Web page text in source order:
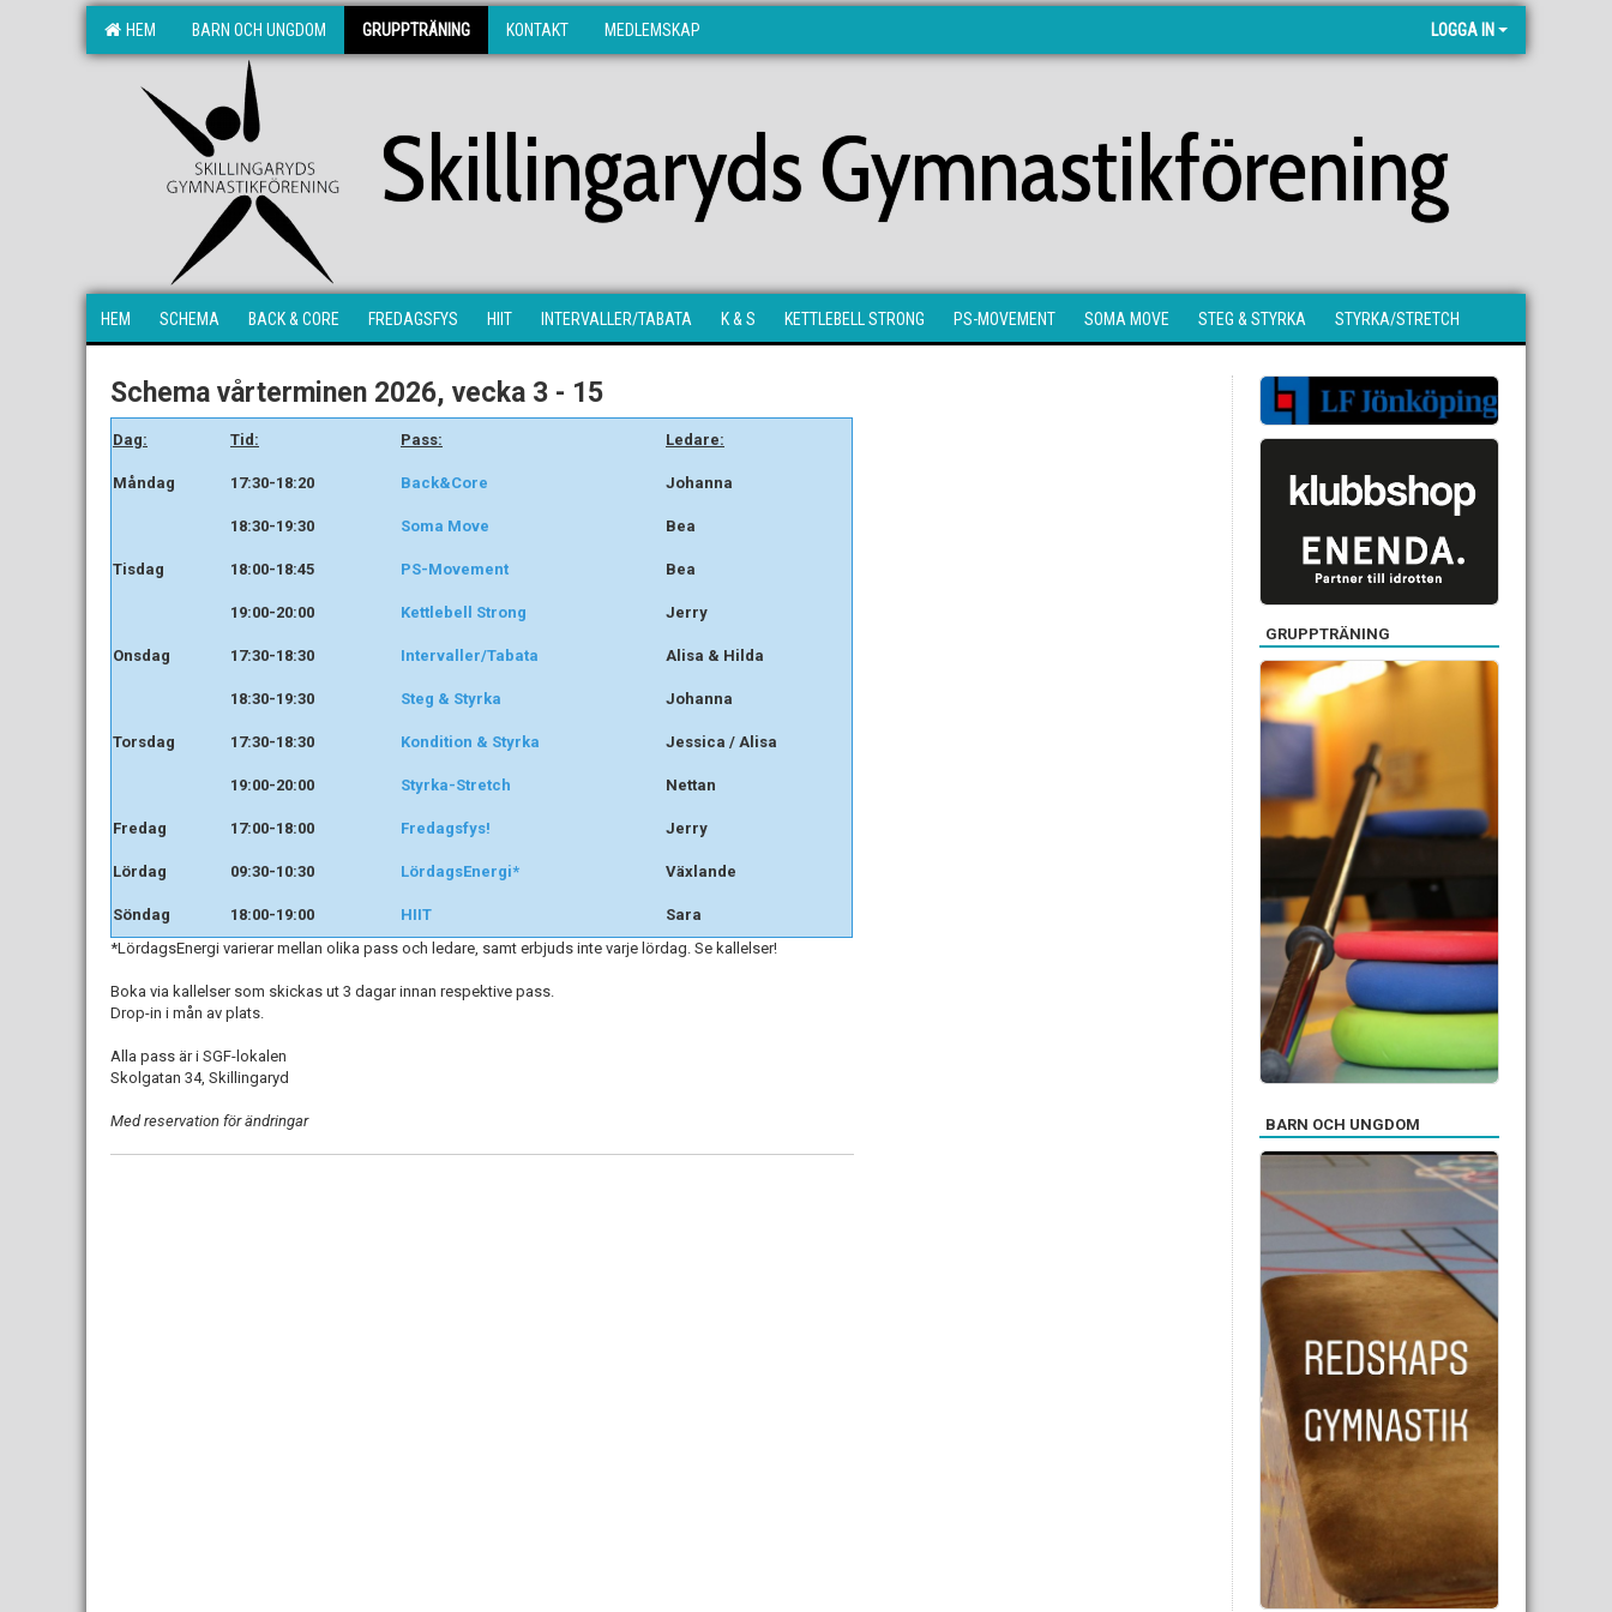
HEM BARN OCH UNGDOM GRUPPTRÄNING KONTAKT MEDLEMSKAP LOGGA IN
Skillingaryds Gymnastikförening
HEM SCHEMA BACK & CORE FREDAGSFYS HIIT INTERVALLER/TABATA K & S KETTLEBELL STRONG PS-MOVEMENT SOMA MOVE STEG & STYRKA STYRKA/STRETCH
Schema vårterminen 2026, vecka 3 - 15
Dag: Tid: Pass: Ledare:
Måndag 17:30-18:20 Back&Core Johanna
18:30-19:30 Soma Move Bea
Tisdag 18:00-18:45 PS-Movement Bea
19:00-20:00 Kettlebell Strong Jerry
Onsdag 17:30-18:30 Intervaller/Tabata Alisa & Hilda
18:30-19:30 Steg & Styrka Johanna
Torsdag 17:30-18:30 Kondition & Styrka Jessica / Alisa
19:00-20:00 Styrka-Stretch Nettan
Fredag 17:00-18:00 Fredagsfys! Jerry
Lördag 09:30-10:30 LördagsEnergi* Växlande
Söndag 18:00-19:00 HIIT
Sara
*LördagsEnergi varierar mellan olika pass och ledare, samt erbjuds inte varje lördag. Se kallelser!
Boka via kallelser som skickas ut 3 dagar innan respektive pass.
Drop-in i mån av plats.
Alla pass är i SGF-lokalen
Skolgatan 34, Skillingaryd
Med reservation för ändringar
GRUPPTRÄNING
BARN OCH UNGDOM